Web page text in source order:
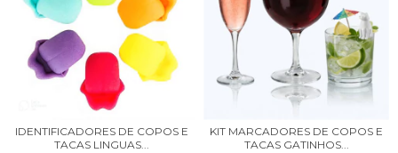
IDENTIFICADORES DE COPOS E
TACAS LINGUAS...
KIT MARCADORES DE COPOS E
TACAS GATINHOS...